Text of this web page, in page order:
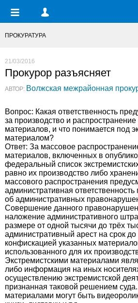
ПРОКУРАТУРА
21/03/2016
Прокурор разъясняет
АВТОР: Волжская межрайонная
Вопрос: Какая ответственность
за производство и распространение
материалов, и что понимается под
материалом?
Ответ: За массовое
материалов, включенных в
федеральный список
равно их производство либо
массового распространения
административная ответственность
об административных
Совершение данного
наложение административного
размере от одной тысячи до трёх
административный арест на срок до
конфискацией указанных
использованного для их
Экстремистскими материалами
либо информация на иных
осуществлению экстремистской
признанная таковой решением
материалами могут быть